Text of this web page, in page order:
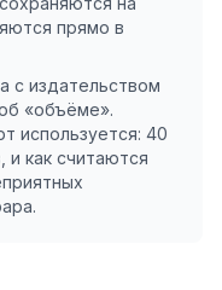
прямо в
с издательством
«объёме».
используется: 40
и как считаются